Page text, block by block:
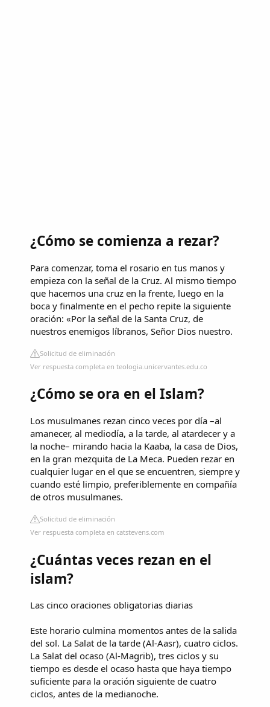
¿Cómo se comienza a rezar?
Para comenzar, toma el rosario en tus manos y
empieza con la señal de la Cruz. Al mismo tiempo
que hacemos una cruz en la frente, luego en la
boca y finalmente en el pecho repite la siguiente
oración: «Por la señal de la Santa Cruz, de
nuestros enemigos líbranos, Señor Dios nuestro.
Solicitud de eliminación
Ver respuesta completa en teologia.unicervantes.edu.co
¿Cómo se ora en el Islam?
Los musulmanes rezan cinco veces por día –al
amanecer, al mediodía, a la tarde, al atardecer y a
la noche– mirando hacia la Kaaba, la casa de Dios,
en la gran mezquita de La Meca. Pueden rezar en
cualquier lugar en el que se encuentren, siempre y
cuando esté limpio, preferiblemente en compañía
de otros musulmanes.
Solicitud de eliminación
Ver respuesta completa en catstevens.com
¿Cuántas veces rezan en el
islam?
Las cinco oraciones obligatorias diarias
Este horario culmina momentos antes de la salida
del sol. La Salat de la tarde (Al-Aasr), cuatro ciclos.
La Salat del ocaso (Al-Magrib), tres ciclos y su
tiempo es desde el ocaso hasta que haya tiempo
suficiente para la oración siguiente de cuatro
ciclos, antes de la medianoche.